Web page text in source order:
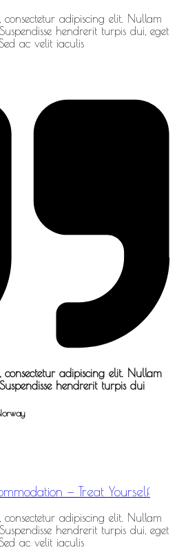
consectetur adipiscing elit. Nullam
hendrerit turpis dui, eget
ac velit iaculis
consectetur adipiscing elit. Nullam
hendrerit turpis dui
— Treat Yourself
consectetur adipiscing elit. Nullam
hendrerit turpis dui, eget
ac velit iaculis